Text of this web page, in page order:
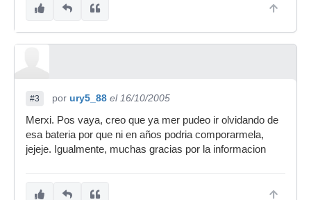
#3 por ury5_88 el 16/10/2005
Merxi. Pos vaya, creo que ya mer pudeo ir olvidando de
esa bateria por que ni en años podria comporarmela,
jejeje. Igualmente, muchas gracias por la informacion